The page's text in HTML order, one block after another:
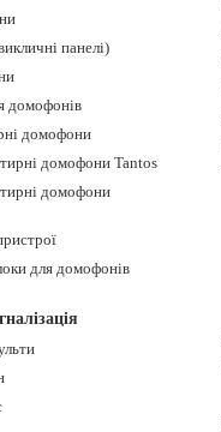
панелі)
домофонів
домофони
домофони Tantos
домофони
для домофонів